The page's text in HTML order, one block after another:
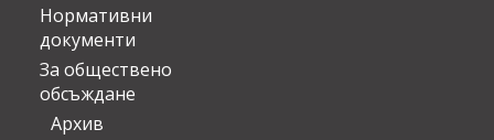
Нормативни
документи
За обществено
обсъждане
Архив